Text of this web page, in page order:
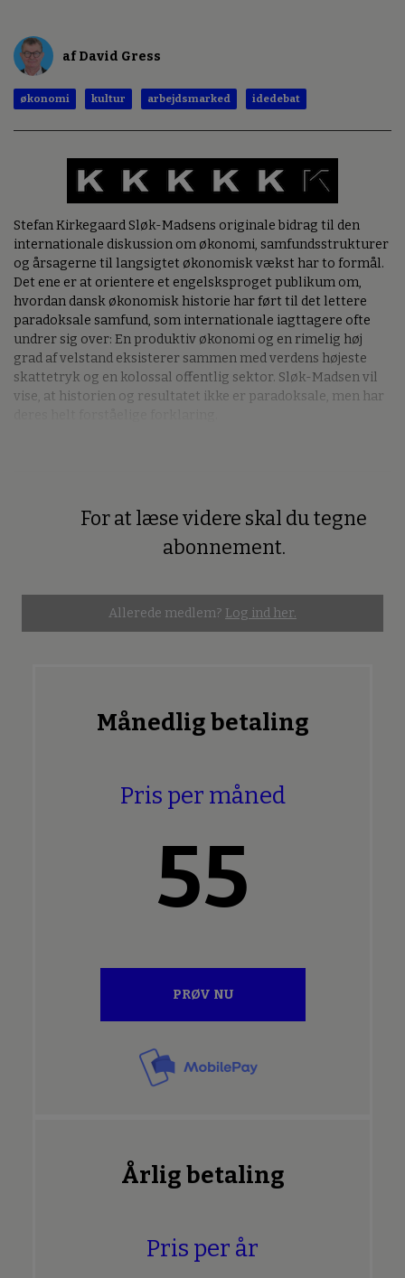
af David Gress
økonomi kultur arbejdsmarked idedebat
Stefan Kirkegaard Sløk-Madsens originale bidrag til den
internationale diskussion om økonomi, samfundsstrukturer
og årsagerne til langsigtet økonomisk vækst har to formål.
Det ene er at orientere et engelsksproget publikum om,
hvordan dansk økonomisk historie har ført til det lettere
paradoksale samfund, som internationale iagttagere ofte
undrer sig over: En produktiv økonomi og en rimelig høj
grad af velstand eksisterer sammen med verdens højeste
skattetryk og en kolossal offentlig sektor. Sløk-Madsen vil
vise, at historien og resultatet ikke er paradoksale, men har
For at læse videre skal du tegne
abonnement.
Allerede medlem? Log ind her.
Månedlig betaling
Pris per måned
55
PRØV NU
Årlig betaling
Pris per år